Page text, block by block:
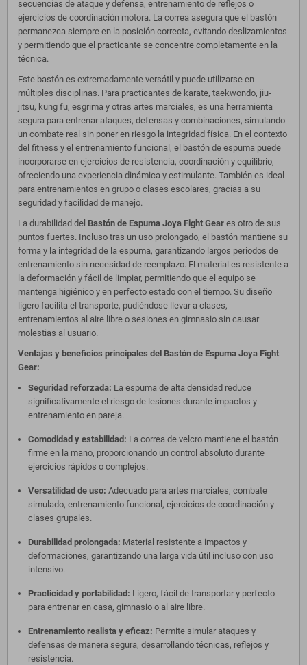
secuencias de ataque y defensa, entrenamiento de reflejos o
ejercicios de coordinación motora. La correa asegura que el bastón
permanezca siempre en la posición correcta, evitando deslizamientos
y permitiendo que el practicante se concentre completamente en la
técnica.
Este bastón es extremadamente versátil y puede utilizarse en
múltiples disciplinas. Para practicantes de karate, taekwondo, jiu-
jitsu, kung fu, esgrima y otras artes marciales, es una herramienta
segura para entrenar ataques, defensas y combinaciones, simulando
un combate real sin poner en riesgo la integridad física. En el contexto
del fitness y el entrenamiento funcional, el bastón de espuma puede
incorporarse en ejercicios de resistencia, coordinación y equilibrio,
ofreciendo una experiencia dinámica y estimulante. También es ideal
para entrenamientos en grupo o clases escolares, gracias a su
seguridad y facilidad de manejo.
La durabilidad del Bastón de Espuma Joya Fight Gear es otro de sus
puntos fuertes. Incluso tras un uso prolongado, el bastón mantiene su
forma y la integridad de la espuma, garantizando largos periodos de
entrenamiento sin necesidad de reemplazo. El material es resistente a
la deformación y fácil de limpiar, permitiendo que el equipo se
mantenga higiénico y en perfecto estado con el tiempo. Su diseño
ligero facilita el transporte, pudiéndose llevar a clases,
entrenamientos al aire libre o sesiones en gimnasio sin causar
molestias al usuario.
Ventajas y beneficios principales del Bastón de Espuma Joya Fight
Gear:
Seguridad reforzada: La espuma de alta densidad reduce
significativamente el riesgo de lesiones durante impactos y
entrenamiento en pareja.
Comodidad y estabilidad: La correa de velcro mantiene el bastón
firme en la mano, proporcionando un control absoluto durante
ejercicios rápidos o complejos.
Versatilidad de uso: Adecuado para artes marciales, combate
simulado, entrenamiento funcional, ejercicios de coordinación y
clases grupales.
Durabilidad prolongada: Material resistente a impactos y
deformaciones, garantizando una larga vida útil incluso con uso
intensivo.
Practicidad y portabilidad: Ligero, fácil de transportar y perfecto
para entrenar en casa, gimnasio o al aire libre.
Entrenamiento realista y eficaz: Permite simular ataques y
defensas de manera segura, desarrollando técnicas, reflejos y
resistencia.